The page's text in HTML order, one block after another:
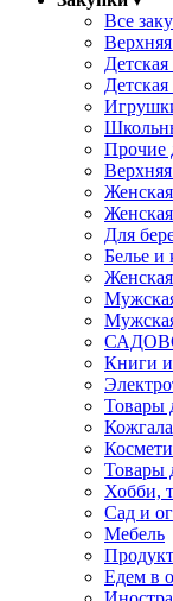
Все
Детская
Прочие
Для
Белье и
Книги и
Товары
Товары
Хобби,
Сад и
Мебель
Едем в